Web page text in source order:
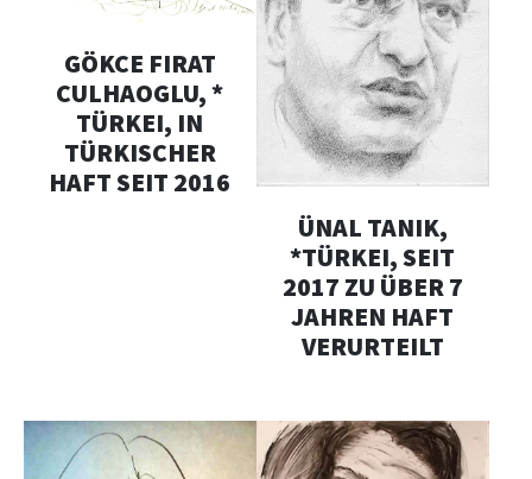
GÖKCE FIRAT
CULHAOGLU, *
TÜRKEI, IN
TÜRKISCHER
HAFT SEIT 2016
ÜNAL TANIK,
*TÜRKEI, SEIT
2017 ZU ÜBER 7
JAHREN HAFT
VERURTEILT